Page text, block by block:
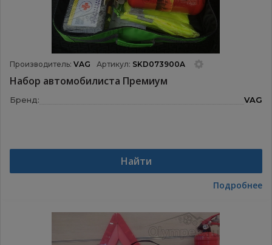
Производитель: VAG Артикул: SKD073900A
Набор автомобилиста Премиум
Бренд: VAG
Найти
Подробнее